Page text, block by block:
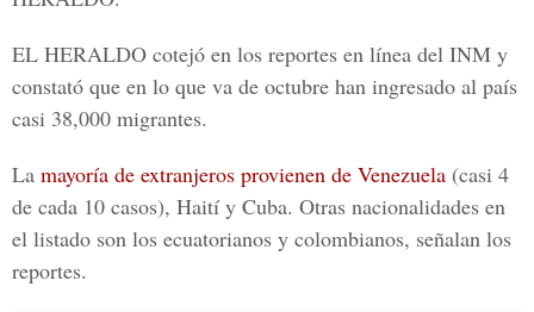
EL HERALDO cotejó en los reportes en línea del INM y
constató que en lo que va de octubre han ingresado al país
casi 38,000 migrantes.
La mayoría de extranjeros provienen de Venezuela (casi 4
de cada 10 casos), Haití y Cuba. Otras nacionalidades en
el listado son los ecuatorianos y colombianos, señalan los
reportes.